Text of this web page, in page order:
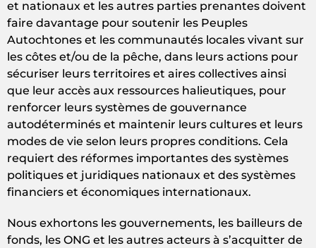
et nationaux et les autres parties prenantes doivent
faire davantage pour soutenir les Peuples
Autochtones et les communautés locales vivant sur
les côtes et/ou de la pêche, dans leurs actions pour
sécuriser leurs territoires et aires collectives ainsi
que leur accès aux ressources halieutiques, pour
renforcer leurs systèmes de gouvernance
autodéterminés et maintenir leurs cultures et leurs
modes de vie selon leurs propres conditions. Cela
requiert des réformes importantes des systèmes
politiques et juridiques nationaux et des systèmes
financiers et économiques internationaux.
Nous exhortons les gouvernements, les bailleurs de
fonds, les ONG et les autres acteurs à s’acquitter de